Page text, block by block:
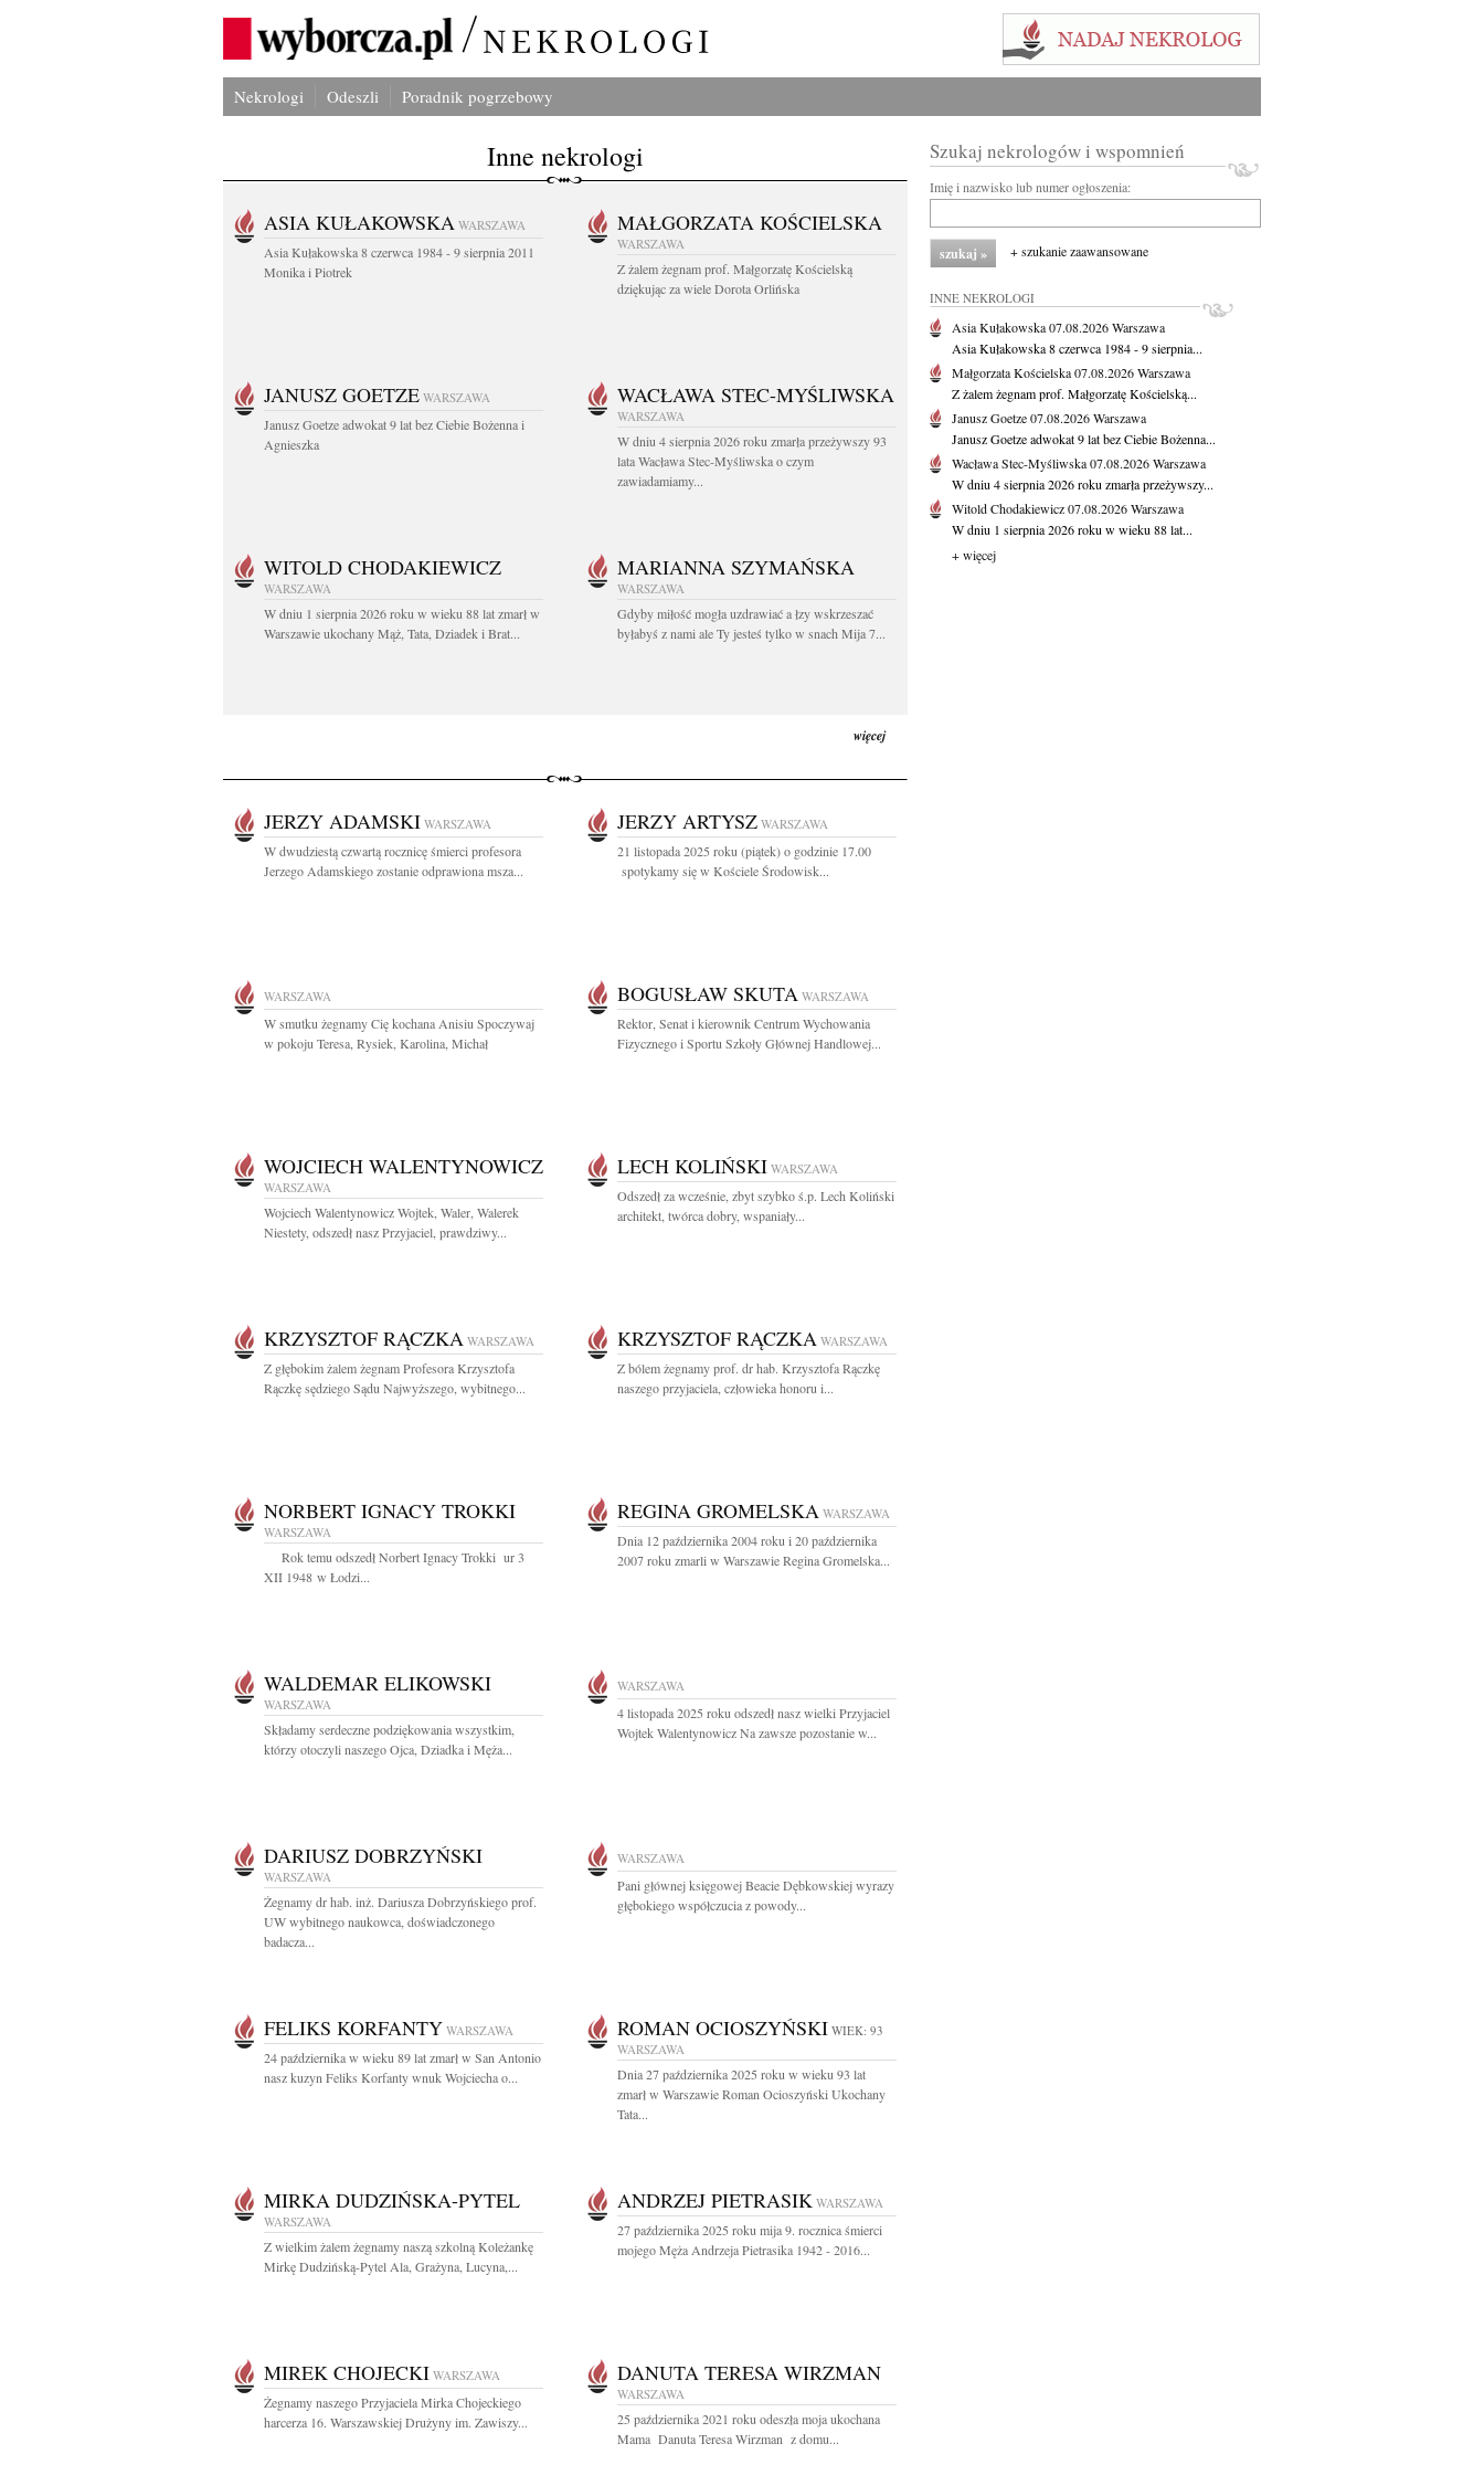
Nekrologi Odeszli Poradnik pogrzebowy
Inne nekrologi
ASIA KUŁAKOWSKA WARSZAWA
Asia Kułakowska 8 czerwca 1984 - 9 sierpnia 2011
Monika i Piotrek
MAŁGORZATA KOŚCIELSKA
WARSZAWA
Z żalem żegnam prof. Małgorzatę Kościelską
dziękując za wiele Dorota Orlińska
JANUSZ GOETZE WARSZAWA
Janusz Goetze adwokat 9 lat bez Ciebie Bożenna i
Agnieszka
WACŁAWA STEC-MYŚLIWSKA
WARSZAWA
W dniu 4 sierpnia 2026 roku zmarła przeżywszy 93
lata Wacława Stec-Myśliwska o czym
zawiadamiamy...
WITOLD CHODAKIEWICZ
WARSZAWA
W dniu 1 sierpnia 2026 roku w wieku 88 lat zmarł w
Warszawie ukochany Mąż, Tata, Dziadek i Brat...
MARIANNA SZYMAŃSKA
WARSZAWA
Gdyby miłość mogła uzdrawiać a łzy wskrzeszać
byłabyś z nami ale Ty jesteś tylko w snach Mija 7...
więcej
JERZY ADAMSKI WARSZAWA
W dwudziestą czwartą rocznicę śmierci profesora
Jerzego Adamskiego zostanie odprawiona msza...
JERZY ARTYSZ WARSZAWA
21 listopada 2025 roku (piątek) o godzinie 17.00
spotykamy się w Kościele Środowisk...
WARSZAWA
W smutku żegnamy Cię kochana Anisiu Spoczywaj
w pokoju Teresa, Rysiek, Karolina, Michał
BOGUSŁAW SKUTA WARSZAWA
Rektor, Senat i kierownik Centrum Wychowania
Fizycznego i Sportu Szkoły Głównej Handlowej...
WOJCIECH WALENTYNOWICZ
WARSZAWA
Wojciech Walentynowicz Wojtek, Waler, Walerek
Niestety, odszedł nasz Przyjaciel, prawdziwy...
LECH KOLIŃSKI WARSZAWA
Odszedł za wcześnie, zbyt szybko ś.p. Lech Koliński
architekt, twórca dobry, wspaniały...
KRZYSZTOF RĄCZKA WARSZAWA
Z głębokim żalem żegnam Profesora Krzysztofa
Rączkę sędziego Sądu Najwyższego, wybitnego...
KRZYSZTOF RĄCZKA WARSZAWA
Z bólem żegnamy prof. dr hab. Krzysztofa Rączkę
naszego przyjaciela, człowieka honoru i...
NORBERT IGNACY TROKKI
WARSZAWA
Rok temu odszedł Norbert Ignacy Trokki ur 3
XII 1948 w Łodzi...
REGINA GROMELSKA WARSZAWA
Dnia 12 października 2004 roku i 20 października
2007 roku zmarli w Warszawie Regina Gromelska...
WALDEMAR ELIKOWSKI
WARSZAWA
Składamy serdeczne podziękowania wszystkim,
którzy otoczyli naszego Ojca, Dziadka i Męża...
WARSZAWA
4 listopada 2025 roku odszedł nasz wielki Przyjaciel
Wojtek Walentynowicz Na zawsze pozostanie w...
DARIUSZ DOBRZYŃSKI
WARSZAWA
Żegnamy dr hab. inż. Dariusza Dobrzyńskiego prof.
UW wybitnego naukowca, doświadczonego
badacza...
WARSZAWA
Pani głównej księgowej Beacie Dębkowskiej wyrazy
głębokiego współczucia z powody...
FELIKS KORFANTY WARSZAWA
24 października w wieku 89 lat zmarł w San Antonio
nasz kuzyn Feliks Korfanty wnuk Wojciecha o...
ROMAN OCIOSZYŃSKI WIEK: 93
WARSZAWA
Dnia 27 października 2025 roku w wieku 93 lat
zmarł w Warszawie Roman Ocioszyński Ukochany
Tata...
MIRKA DUDZIŃSKA-PYTEL
WARSZAWA
Z wielkim żalem żegnamy naszą szkolną Koleżankę
Mirkę Dudzińską-Pytel Ala, Grażyna, Lucyna,...
ANDRZEJ PIETRASIK WARSZAWA
27 października 2025 roku mija 9. rocznica śmierci
mojego Męża Andrzeja Pietrasika 1942 - 2016...
MIREK CHOJECKI WARSZAWA
Żegnamy naszego Przyjaciela Mirka Chojeckiego
harcerza 16. Warszawskiej Drużyny im. Zawiszy...
DANUTA TERESA WIRZMAN
WARSZAWA
25 października 2021 roku odeszła moja ukochana
Mama Danuta Teresa Wirzman z domu...
Szukaj nekrologów i wspomnień
Imię i nazwisko lub numer ogłoszenia:
+ szukanie zaawansowane
INNE NEKROLOGI
Asia Kułakowska07.08.2026Warszawa
Asia Kułakowska 8 czerwca 1984 - 9 sierpnia...
Małgorzata Kościelska07.08.2026Warszawa
Z żalem żegnam prof. Małgorzatę Kościelską...
Janusz Goetze07.08.2026Warszawa
Janusz Goetze adwokat 9 lat bez Ciebie Bożenna...
Wacława Stec-Myśliwska07.08.2026Warszawa
W dniu 4 sierpnia 2026 roku zmarła przeżywszy...
Witold Chodakiewicz07.08.2026Warszawa
W dniu 1 sierpnia 2026 roku w wieku 88 lat...
+ więcej